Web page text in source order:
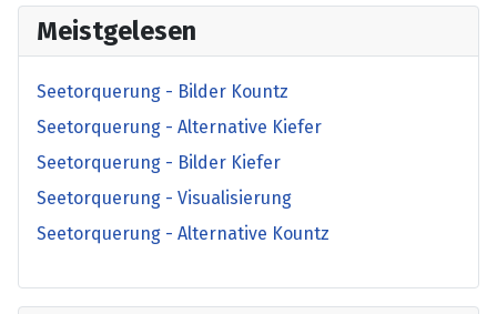
Meistgelesen
Seetorquerung - Bilder Kountz
Seetorquerung - Alternative Kiefer
Seetorquerung - Bilder Kiefer
Seetorquerung - Visualisierung
Seetorquerung - Alternative Kountz